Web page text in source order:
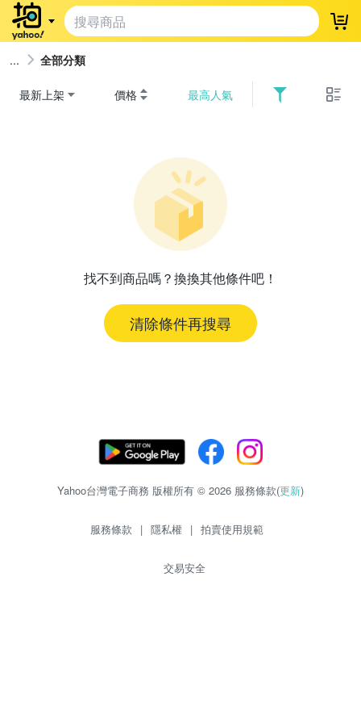
登
全部分類
最新上架 價格 最高人氣
找不到商品嗎？換換其他條件吧！
清除條件再搜尋
Yahoo台灣電子商務 版權所有 © 2026 服務條款(更新)
服務條款 | 隱私權 | 拍賣使用規範
交易安全